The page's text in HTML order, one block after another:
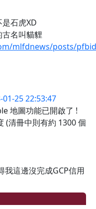
石虎XD
名叫貓貍
mlfdnews/posts/
01-25 22:53:47
地圖功能已開啟了 !
(清冊中則有約 1300 個
我這邊沒完成GCP信用